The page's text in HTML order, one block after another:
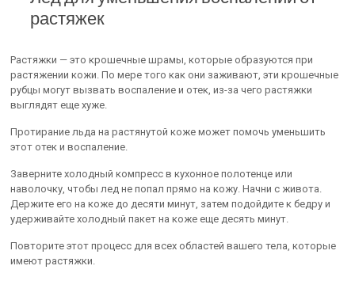
растяжек
Растяжки — это крошечные шрамы, которые образуются при
растяжении кожи. По мере того как они заживают, эти крошечные
рубцы могут вызвать воспаление и отек, из-за чего растяжки
выглядят еще хуже.
Протирание льда на растянутой коже может помочь уменьшить
этот отек и воспаление.
Заверните холодный компресс в кухонное полотенце или
наволочку, чтобы лед не попал прямо на кожу. Начни с живота.
Держите его на коже до десяти минут, затем подойдите к бедру и
удерживайте холодный пакет на коже еще десять минут.
Повторите этот процесс для всех областей вашего тела, которые
имеют растяжки.